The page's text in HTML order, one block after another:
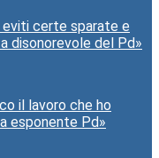
eviti certe sparate e
disonorevole del Pd»
il lavoro che ho
esponente Pd»